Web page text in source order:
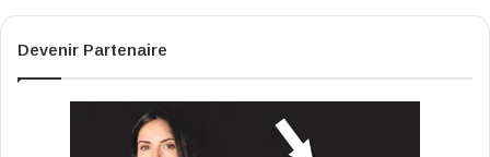
Devenir Partenaire